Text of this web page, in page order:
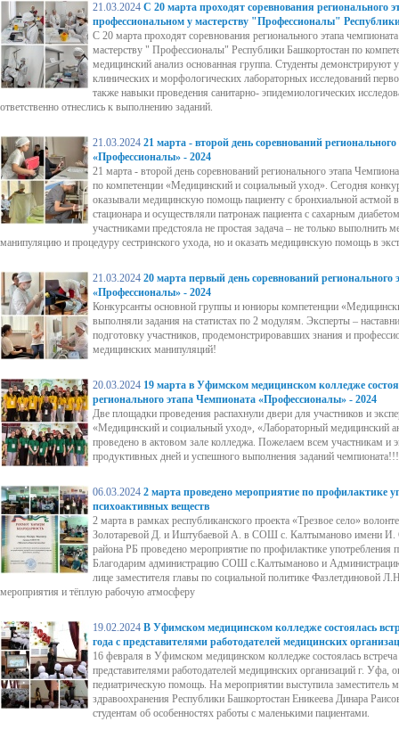
21.03.2024 С 20 марта проходят соревнования регионального
профессиональном у мастерству "Профессионалы"
С 20 марта проходят соревнования регионального этапа
мастерству " Профессионалы" Республики Башкортостан по
медицинский анализ основанная группа. Студенты демонстрируют
клинических и морфологических лабораторных исследований
также навыки проведения санитарно- эпидемиологических
ответственно отнеслись к выполнению заданий.
21.03.2024 21 марта - второй день соревнований
«Профессионалы» - 2024
21 марта - второй день соревнований регионального этапа
по компетенции «Медицинский и социальный уход». Сегодня
оказывали медицинскую помощь пациенту с бронхиальной астмой
стационара и осуществляли патронаж пациента с сахарным
участниками предстояла не простая задача – не только выполнить
манипуляцию и процедуру сестринского ухода, но и оказать медицинскую помощь в
21.03.2024 20 марта первый день соревнований регионального
«Профессионалы» - 2024
Конкурсанты основной группы и юниоры компетенции
выполняли задания на статистах по 2 модулям. Эксперты –
подготовку участников, продемонстрировавших знания и
медицинских манипуляций!
20.03.2024 19 марта в Уфимском медицинском колледже
регионального этапа Чемпионата «Профессионалы» - 2024
Две площадки проведения распахнули двери для участников и
«Медицинский и социальный уход», «Лабораторный медицинский
проведено в актовом зале колледжа. Пожелаем всем участникам и
продуктивных дней и успешного выполнения заданий чемпионата!!!
06.03.2024 2 марта проведено мероприятие по профилактике
психоактивных веществ
2 марта в рамках республиканского проекта «Трезвое село»
Золотаревой Д. и Иштубаевой А. в СОШ с. Калтыманово имени И.
района РБ проведено мероприятие по профилактике употребления
Благодарим администрацию СОШ с.Калтыманово и
лице заместителя главы по социальной политике Фазлетдиновой
мероприятия и тёплую рабочую атмосферу
19.02.2024 В Уфимском медицинском колледже состоялась
года с представителями работодателей медицинских
16 февраля в Уфимском медицинском колледже состоялась
представителями работодателей медицинских организаций г. Уфа,
педиатрическую помощь. На мероприятии выступила заместитель
здравоохранения Республики Башкортостан Еникеева Динара
студентам об особенностях работы с маленькими пациентами.